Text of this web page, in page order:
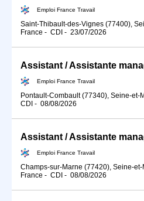
Emploi France Travail
Saint-Thibault-des-Vignes (77400),
France - CDI - 23/07/2026
Emploi France Travail
Pontault-Combault (77340), Seine-et-
CDI - 08/08/2026
Emploi France Travail
Champs-sur-Marne (77420), Seine-
France - CDI - 08/08/2026